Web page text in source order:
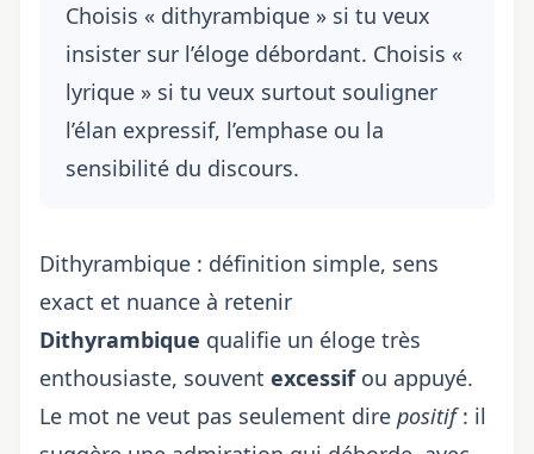
Choisis « dithyrambique » si tu veux
insister sur l’éloge débordant. Choisis «
lyrique » si tu veux surtout souligner
l’élan expressif, l’emphase ou la
sensibilité du discours.
Dithyrambique : définition simple, sens
exact et nuance à retenir
Dithyrambique qualifie un éloge très
enthousiaste, souvent excessifou appuyé.
Le mot ne veut pas seulement dire positif: il